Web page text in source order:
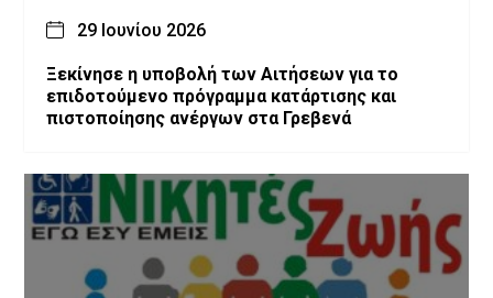
29 Ιουνίου 2026
Ξεκίνησε η υποβολή των Αιτήσεων για το
επιδοτούμενο πρόγραμμα κατάρτισης και
πιστοποίησης ανέργων στα Γρεβενά